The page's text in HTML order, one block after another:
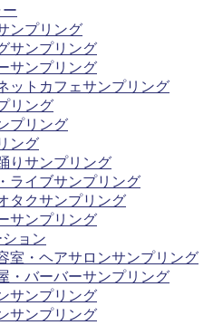
ンプリング
サンプリング
サンプリング
ットカフェサンプリング
リング
プリング
ング
りサンプリング
ライブサンプリング
タクサンプリング
サンプリング
ョン
室・ヘアサロンサンプリング
・バーバーサンプリング
サンプリング
サンプリング